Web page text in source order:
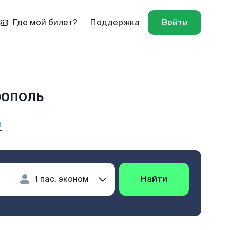
Где мой билет? Поддержка Войти
Найти